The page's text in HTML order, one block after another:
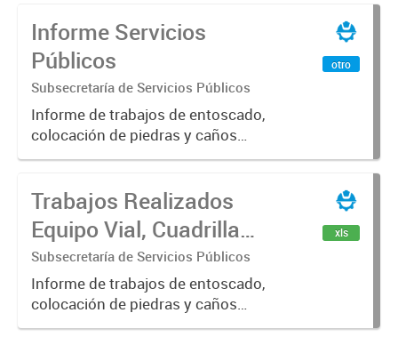
Informe Servicios
Públicos
Subsecretaría de Servicios Públicos
Informe de trabajos de entoscado,
colocación de piedras y caños
(zanjeo - cruce de calles) Informe
construcción, colocación de tapa
registro, reparación...
otro
Trabajos Realizados
Equipo Vial, Cuadrilla
Bacheo, Servicio
Eléctrico - Noviembre
2021
Subsecretaría de Servicios Públicos
Informe de trabajos de entoscado,
colocación de piedras y caños
(zanjeo - cruce de calles) Informe
xls